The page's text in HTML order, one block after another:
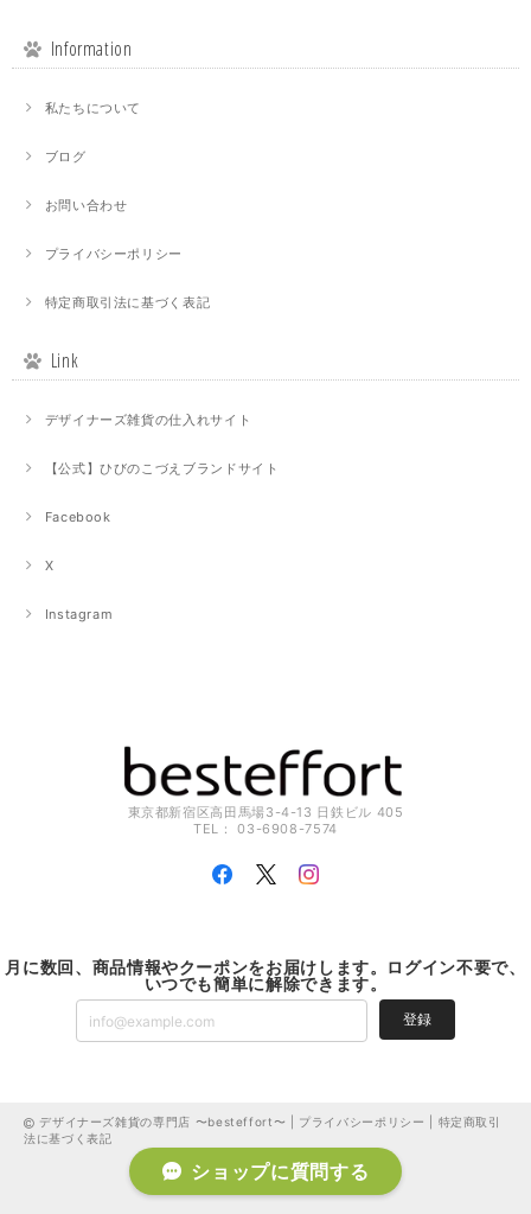
Information
私たちについて
ブログ
お問い合わせ
プライバシーポリシー
特定商取引法に基づく表記
Link
デザイナーズ雑貨の仕入れサイト
【公式】ひびのこづえブランドサイト
Facebook
X
Instagram
東京都新宿区高田馬場3-4-13 日鉄ビル 405
TEL： 03-6908-7574
月に数回、商品情報やクーポンをお届けします。ログイン不要で、
いつでも簡単に解除できます。
登録
デザイナーズ雑貨の専門店 〜besteffort〜 | プライバシーポリシー
特定商取引
法に基づく表記
ショップに質問する